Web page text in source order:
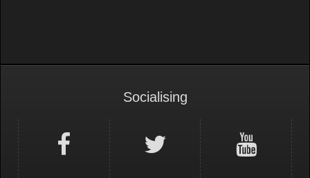
Socialising